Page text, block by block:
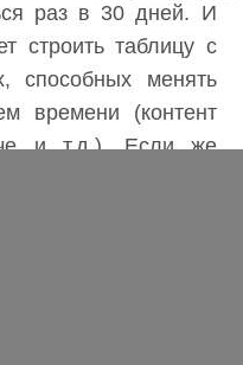
раз в 30 дней. И
строить таблицу с
способных менять
времени (контент
и т.д.). Если же